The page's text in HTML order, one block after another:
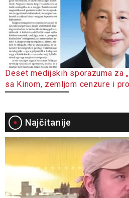
Deset medijskih sporazuma za
sa Kinom, zemljom cenzure i
Najčitanije